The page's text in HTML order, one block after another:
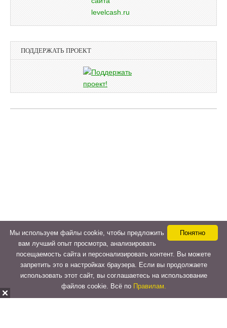
ПОДДЕРЖАТЬ ПРОЕКТ
Понятно
Мы используем файлы cookie, чтобы предложить
вам лучший опыт просмотра, анализировать
посещаемость сайта и персонализировать контент. Вы можете
запретить это в настройках браузера. Если вы продолжаете
использовать этот сайт, вы соглашаетесь на использование
файлов cookie. Всё по Правилам.